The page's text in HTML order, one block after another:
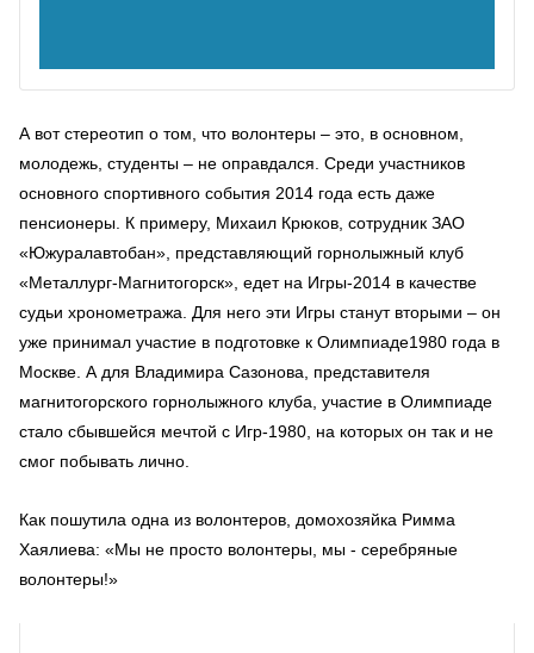
А вот стереотип о том, что волонтеры – это, в основном,
молодежь, студенты – не оправдался. Среди участников
основного спортивного события 2014 года есть даже
пенсионеры. К примеру, Михаил Крюков, сотрудник ЗАО
«Южуралавтобан», представляющий горнолыжный клуб
«Металлург-Магнитогорск», едет на Игры-2014 в качестве
судьи хронометража. Для него эти Игры станут вторыми – он
уже принимал участие в подготовке к Олимпиаде1980 года в
Москве. А для Владимира Сазонова, представителя
магнитогорского горнолыжного клуба, участие в Олимпиаде
стало сбывшейся мечтой с Игр-1980, на которых он так и не
смог побывать лично.
Как пошутила одна из волонтеров, домохозяйка Римма
Хаялиева: «Мы не просто волонтеры, мы - серебряные
волонтеры!»